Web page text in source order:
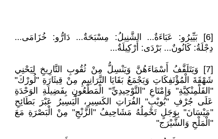
[6] بَيِّيرُو: عَبَاءَةٌ... الشَّنِيلُ: مِسْبَحَةٌ... دَارُّو: خُزَامَى...
دِجْلَةُ: كَانُونٌ... بَرْدَى: أَرْكِيلَةٌ...
[7] وَيَتَلَفَّفُ أَسْمَاءَهُنَّ وَيَنْسِلُّ مِنْ ثُقُوبِ التَّارِيخِ لِيَحْنِي
شَهْقَةَ الْمُؤْتَفِكَاتِ وَيَجْمَعُ بَقَايَا التَّرَانِيمِ مِنْ قِيثَارَةِ "لُورْكَ"
"الفَلْمِنْكِيَّةِ" وَإِمْتَاعِ "التَّوْحِيدِيِّ" الْمَطْعُونِ بِفَضِيلَةِ الوَحْدَةِ
عَلَى جُرْفِ "بُويْبِ" الفُرَاتِ الكَسِيرِ، الْيَسِيرُ عَبْرَ بَطَائِحِ
"مَيْسَانَ" بِوَجَلٍ تَحْمِلُهُ مَشَاحِيفُ "الزَّنْجِ" مِنْ الْبَصْرَةِ مَعَ
"الْمَلْحِ وَالشَّيْرَج"